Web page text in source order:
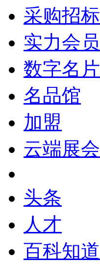
采购招标
实力会员
数字名片
名品馆
加盟
云端展会
头条
人才
百科知道